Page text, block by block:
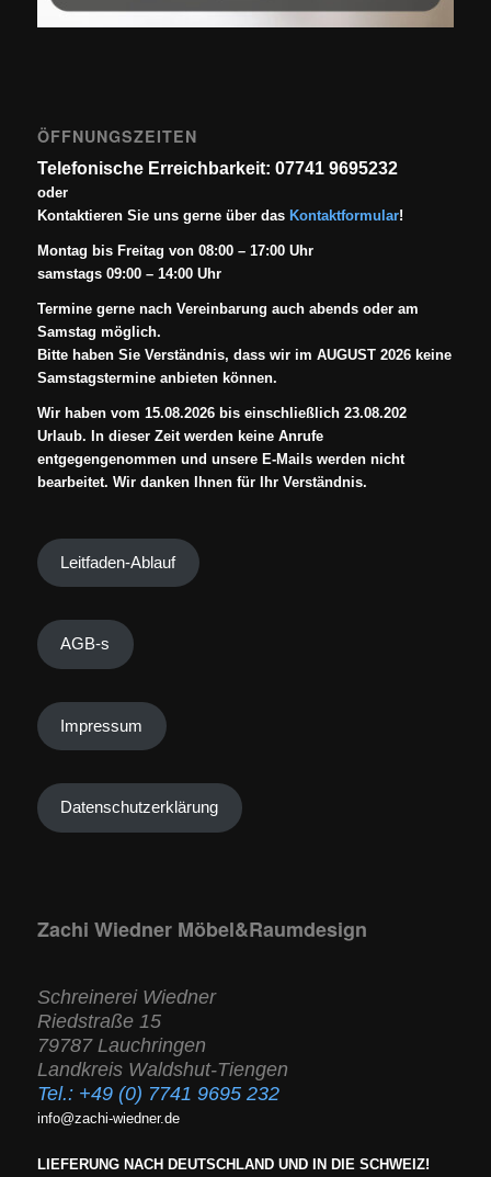
ÖFFNUNGSZEITEN
Telefonische Erreichbarkeit: 07741 9695232
oder
Kontaktieren Sie uns gerne über das Kontaktformular!
Montag bis Freitag von 08:00 – 17:00 Uhr
samstags 09:00 – 14:00 Uhr
Termine gerne nach Vereinbarung auch abends oder am
Samstag möglich.
Bitte haben Sie Verständnis, dass wir im AUGUST 2026 keine
Samstagstermine anbieten können.
Wir haben vom 15.08.2026 bis einschließlich 23.08.202
Urlaub. In dieser Zeit werden keine Anrufe
entgegengenommen und unsere E-Mails werden nicht
bearbeitet. Wir danken Ihnen für Ihr Verständnis.
Leitfaden-Ablauf
AGB-s
Impressum
Datenschutzerklärung
Zachi Wiedner Möbel&Raumdesign
Schreinerei Wiedner
Riedstraße 15
79787 Lauchringen
Landkreis Waldshut-Tiengen
Tel.: +49 (0) 7741 9695 232
info@zachi-wiedner.de
LIEFERUNG NACH DEUTSCHLAND UND IN DIE SCHWEIZ!